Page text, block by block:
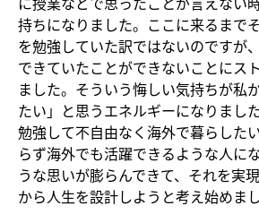
持ちになりました。ここに来るまで
を勉強していた訳ではないのですが
できていたことができないことにス
ました。そういう悔しい気持ちが私
たい」と思うエネルギーになりまし
勉強して不自由なく海外で暮らした
らず海外でも活躍できるような人に
うな思いが膨らんできて、それを実
から人生を設計しようと考え始めまし